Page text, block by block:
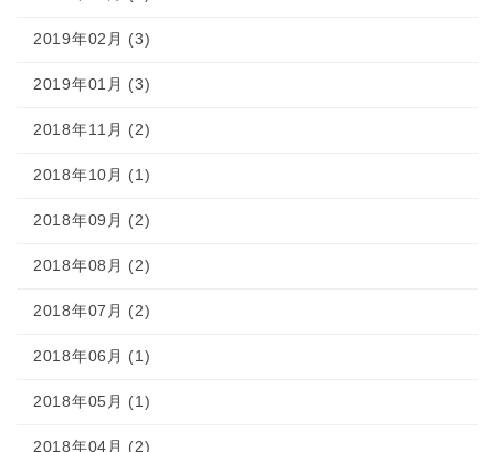
2019年02月 (3)
2019年01月 (3)
2018年11月 (2)
2018年10月 (1)
2018年09月 (2)
2018年08月 (2)
2018年07月 (2)
2018年06月 (1)
2018年05月 (1)
2018年04月 (2)